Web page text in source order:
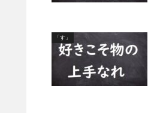
「す」